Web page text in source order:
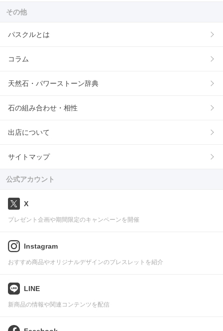
その他
パスクルとは
コラム
天然石・パワーストーン辞典
石の組み合わせ・相性
出店について
サイトマップ
公式アカウント
X
プレゼント企画や期間限定のキャンペーンを開催
Instagram
おすすめ商品やオリジナルデザインのブレスレットを紹介
LINE
新商品の情報や関連コンテンツを配信